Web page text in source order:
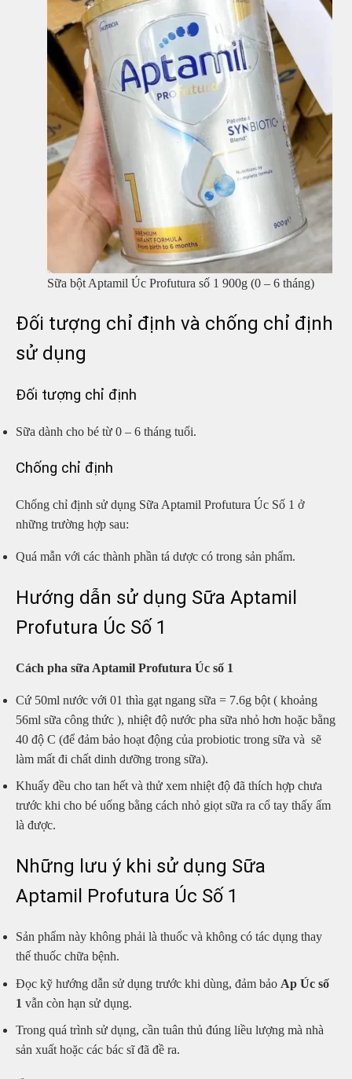
Sữa bột Aptamil Úc Profutura số 1 900g (0 – 6 tháng)
Đối tượng chỉ định và chống chỉ định
sử dụng
Đối tượng chỉ định
Sữa dành cho bé từ 0 – 6 tháng tuổi.
Chống chỉ định
Chống chỉ định sử dụng Sữa Aptamil Profutura Úc Số 1 ở
những trường hợp sau:
Quá mẫn với các thành phần tá dược có trong sản phẩm.
Hướng dẫn sử dụng Sữa Aptamil
Profutura Úc Số 1
Cách pha sữa Aptamil Profutura Úc số 1
Cứ 50ml nước với 01 thìa gạt ngang sữa = 7.6g bột ( khoảng
56ml sữa công thức ), nhiệt độ nước pha sữa nhỏ hơn hoặc bằng
40 độ C (để đảm bảo hoạt động của probiotic trong sữa và sẽ
làm mất đi chất dinh dưỡng trong sữa).
Khuấy đều cho tan hết và thử xem nhiệt độ đã thích hợp chưa
trước khi cho bé uống bằng cách nhỏ giọt sữa ra cổ tay thấy ấm
là được.
Những lưu ý khi sử dụng Sữa
Aptamil Profutura Úc Số 1
Sản phẩm này không phải là thuốc và không có tác dụng thay
thế thuốc chữa bệnh.
Đọc kỹ hướng dẫn sử dụng trước khi dùng, đảm bảo Ap Úc số
1 vẫn còn hạn sử dụng.
Trong quá trình sử dụng, cần tuân thủ đúng liều lượng mà nhà
sản xuất hoặc các bác sĩ đã đề ra.